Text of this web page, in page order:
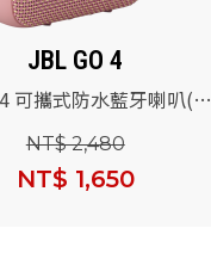
JBL GO 4
可攜式防水藍牙喇叭(粉
NT$ 2,480
NT$ 1,650